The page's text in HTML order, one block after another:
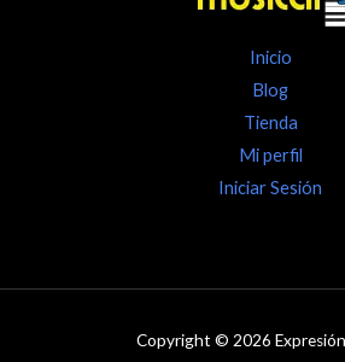
Inicio
Blog
Tienda
Mi perfil
Iniciar Sesión
Copyright © 2026